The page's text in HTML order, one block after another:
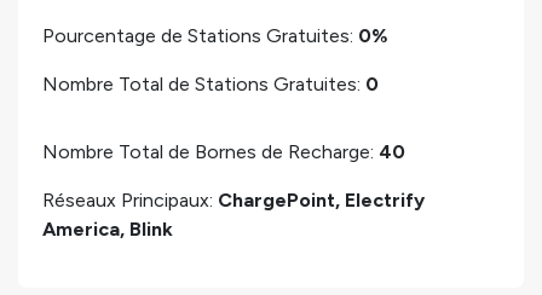
Pourcentage de Stations Gratuites: 0%
Nombre Total de Stations Gratuites: 0
Nombre Total de Bornes de Recharge: 40
Réseaux Principaux: ChargePoint, Electrify
America, Blink